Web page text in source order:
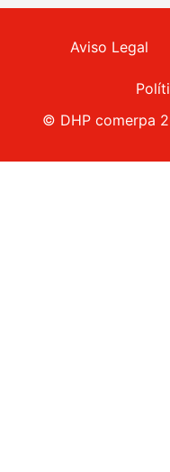
Aviso Legal
© DHP comerpa